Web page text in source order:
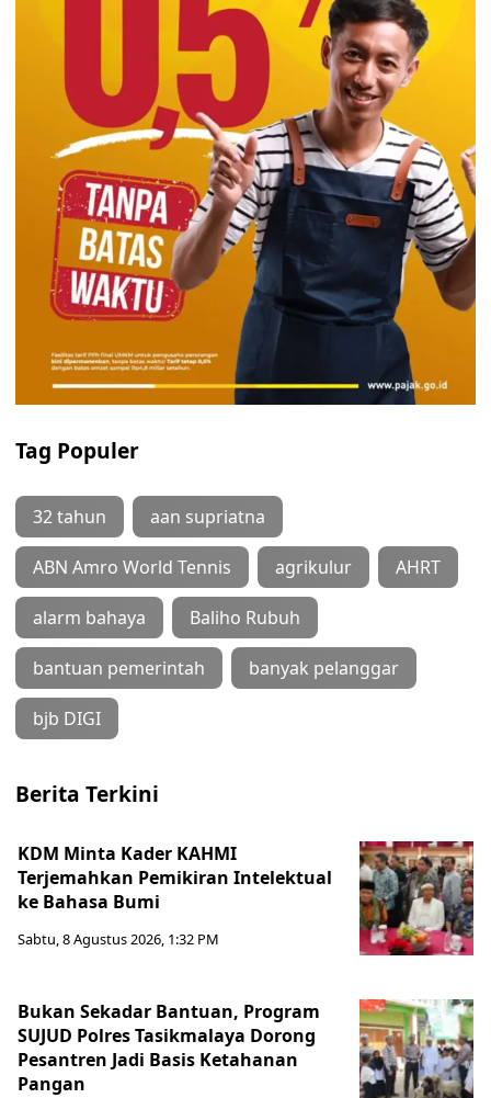
Tag Populer
32 tahun aan supriatna
ABN Amro World Tennis agrikulur AHRT
alarm bahaya Baliho Rubuh
bantuan pemerintah banyak pelanggar
bjb DIGI
Berita Terkini
KDM Minta Kader KAHMI
Terjemahkan Pemikiran Intelektual
ke Bahasa Bumi
Sabtu, 8 Agustus 2026, 1:32 PM
Bukan Sekadar Bantuan, Program
SUJUD Polres Tasikmalaya Dorong
Pesantren Jadi Basis Ketahanan
Pangan